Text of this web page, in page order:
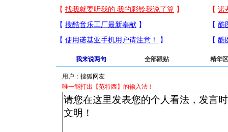
我来说两句 全部跟贴 精华区
用户：
唯一能打出【范特西】的输入法！